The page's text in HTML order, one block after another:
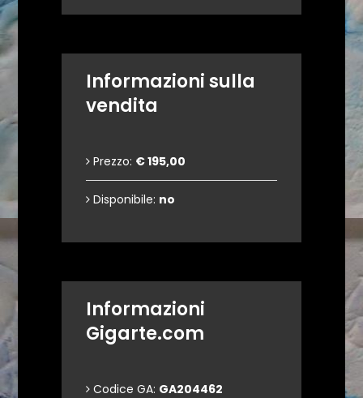
Informazioni sulla
vendita
Prezzo: € 195,00
Disponibile: no
Informazioni
Gigarte.com
Codice GA: GA204462